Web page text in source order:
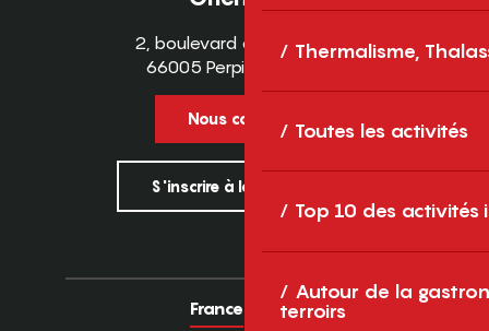
Thermalisme,
Toutes les activités
Top 10 des activités
Autour de la
terroirs
2, boulevard des Pyrénées
66005 Perpignan Cedex
Nous contacter
S'inscrire à la newsletter
France Europe